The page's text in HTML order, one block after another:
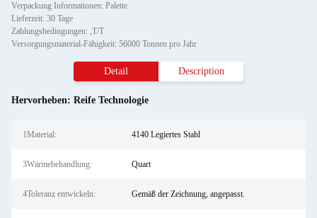
Verpackung Informationen: Palette
Lieferzeit: 30 Tage
Zahlungsbedingungen: ,T/T
Versorgungsmaterial-Fähigkeit: 56000 Tonnen pro Jahr
Detail Description
Hervorheben: Reife Technologie
1Material: 4140 Legiertes Stahl
3Wärmebehandlung: Quart
4Toleranz entwickeln: Gemäß der Zeichnung, angepasst.